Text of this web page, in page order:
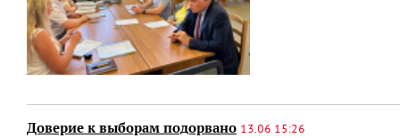
Доверие к выборам подорвано 13.06 15:26